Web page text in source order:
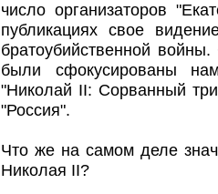
число организаторов
публикациях свое
братоубийственной
были сфокусированы
"Николай II: Сорванный
"Россия".
Что же на самом деле
Николая II?